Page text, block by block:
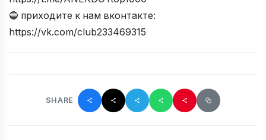
🔵 приходите к нам вконтакте:
https://vk.com/club233469315
SHARE